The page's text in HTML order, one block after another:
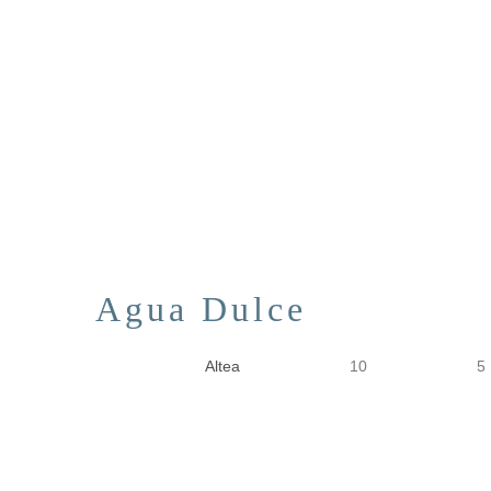
Agua Dulce
Altea 10 5